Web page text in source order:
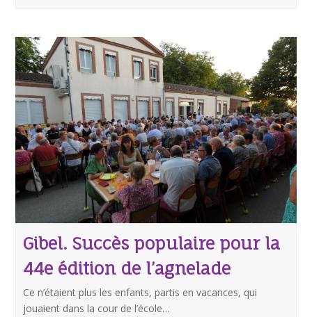
Gibel. Succès populaire pour la
44e édition de l’agnelade
Ce n’étaient plus les enfants, partis en vacances, qui
jouaient dans la cour de l’école…